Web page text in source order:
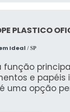
a
antigos.
PLASTICO
Ideal / SP
função
e papéis
uma opção